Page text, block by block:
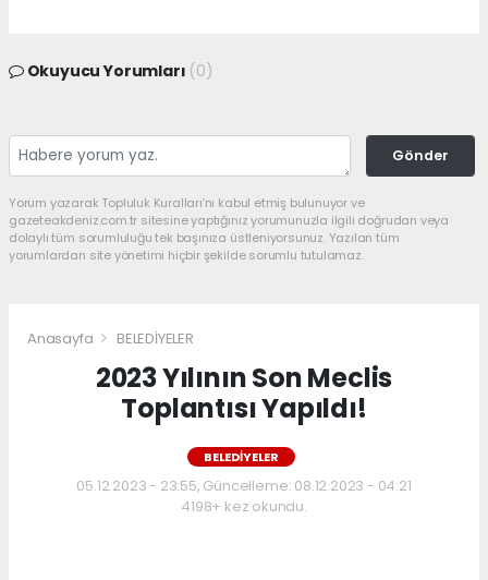
Okuyucu Yorumları (0)
Gönder
Yorum yazarak Topluluk Kuralları’nı kabul etmiş bulunuyor ve
gazeteakdeniz.com.tr sitesine yaptığınız yorumunuzla ilgili doğrudan veya
dolaylı tüm sorumluluğu tek başınıza üstleniyorsunuz. Yazılan tüm
yorumlardan site yönetimi hiçbir şekilde sorumlu tutulamaz.
Anasayfa BELEDİYELER
2023 Yılının Son Meclis
Toplantısı Yapıldı!
BELEDİYELER
05.12.2023 - 23:55, Güncelleme: 08.12.2023 - 04:21
4198+ kez okundu.